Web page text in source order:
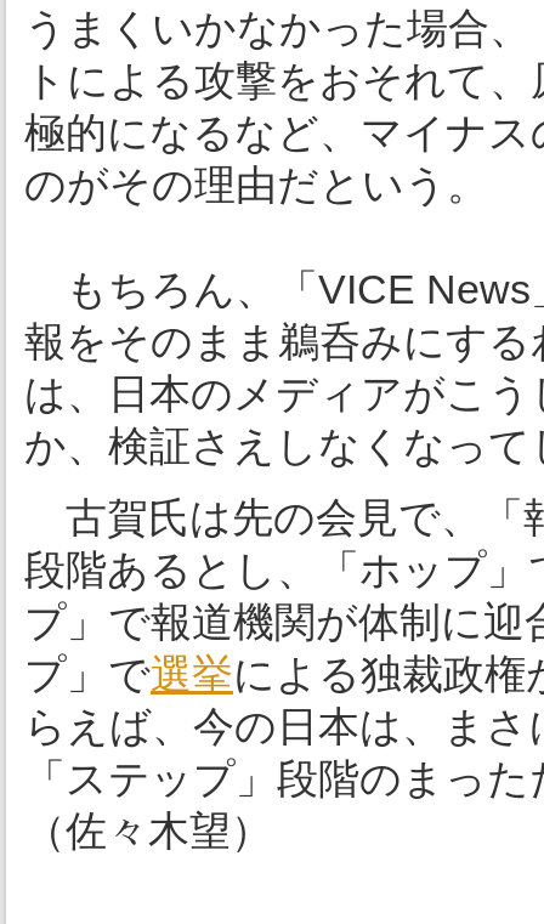
うまくいかなかった場合
トによる攻撃をおそれて
極的になるなど、マイナ
のがその理由だという。
もちろん、「VICE News
報をそのまま鵜呑みにす
は、日本のメディアがこ
か、検証さえしなくなっ
古賀氏は先の会見で、「
段階あるとし、「ホップ
プ」で報道機関が体制に
プ」で選挙による独裁政
らえば、今の日本は、ま
「ステップ」段階のまっ
（佐々木望）